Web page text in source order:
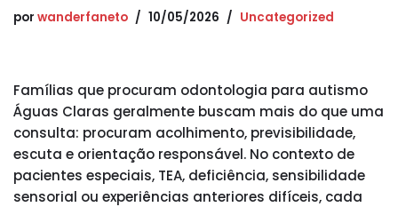
por wanderfaneto 10/05/2026 Uncategorized
Famílias que procuram odontologia para autismo
Águas Claras geralmente buscam mais do que uma
consulta: procuram acolhimento, previsibilidade,
escuta e orientação responsável. No contexto de
pacientes especiais, TEA, deficiência, sensibilidade
sensorial ou experiências anteriores difíceis, cada